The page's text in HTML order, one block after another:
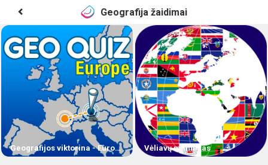
Geografija žaidimai
Geografijos viktorina - Europa Vėliavų maniakas